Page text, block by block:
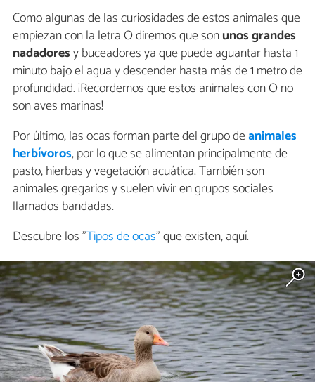
Como algunas de las curiosidades de estos animales que
empiezan con la letra O diremos que sonunos grandes
nadadoresy buceadores ya que puede aguantar hasta 1
minuto bajo el agua y descender hasta más de 1 metro de
profundidad. ¡Recordemos que estos animales con O no
son aves marinas!
Por último, las ocas forman parte del grupo deanimales
herbívoros, por lo que se alimentan principalmente de
pasto, hierbas y vegetación acuática. También son
animales gregarios y suelen vivir en grupos sociales
llamados bandadas.
Descubre los "Tipos de ocas" que existen, aquí.